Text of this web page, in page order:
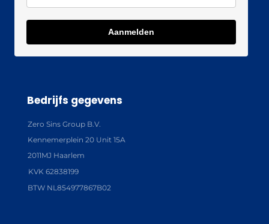
Aanmelden
Bedrijfs gegevens
Zero Sins Group B.V.
Kennemerplein 20 Unit 15A
2011MJ Haarlem
KVK 62838199
BTW NL854977867B02